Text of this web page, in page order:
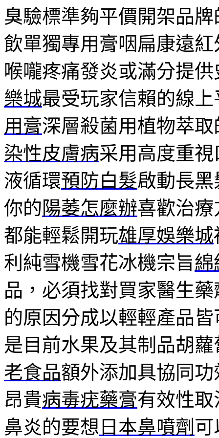
臭驗標準夠平價開架品
飲單獨專用膏咽扁康遠
喉嚨疼痛發炎或滿分提
樂城最受玩家信賴的線
用膏深層殺菌用植物萃
染性皮膚病采用高度重
液循環預防白髮啟動長
你的陽萎怎麼辦喜歡治
都能輕鬆開玩雄厚娛樂城
利純雪機雪花冰機宗旨綿
品，必須找對買家醫生
的原因分成以輕輕產品
是目前水果及其制品胡
老食品額外添加具協同
昂貴病毒疣藥膏有效性
鼻炎的要想 日本鼻噴劑 可